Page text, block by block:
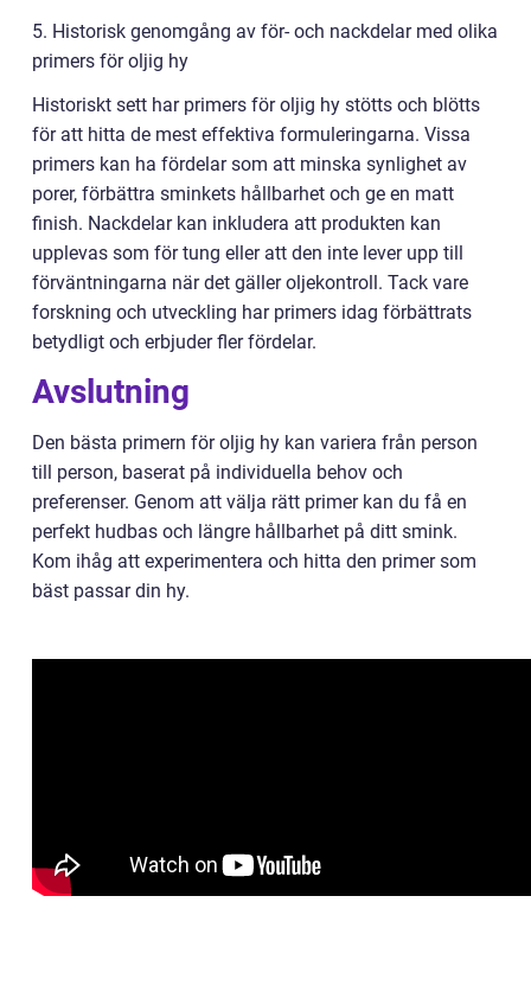
5. Historisk genomgång av för- och nackdelar med olika
primers för oljig hy
Historiskt sett har primers för oljig hy stötts och blötts
för att hitta de mest effektiva formuleringarna. Vissa
primers kan ha fördelar som att minska synlighet av
porer, förbättra sminkets hållbarhet och ge en matt
finish. Nackdelar kan inkludera att produkten kan
upplevas som för tung eller att den inte lever upp till
förväntningarna när det gäller oljekontroll. Tack vare
forskning och utveckling har primers idag förbättrats
betydligt och erbjuder fler fördelar.
Avslutning
Den bästa primern för oljig hy kan variera från person
till person, baserat på individuella behov och
preferenser. Genom att välja rätt primer kan du få en
perfekt hudbas och längre hållbarhet på ditt smink.
Kom ihåg att experimentera och hitta den primer som
bäst passar din hy.